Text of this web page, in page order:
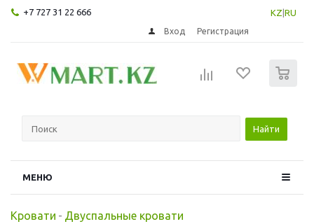
+7 727 31 22 666 KZ RU
Вход Регистрация
Найти
МЕНЮ
Кровати - Двуспальные кровати